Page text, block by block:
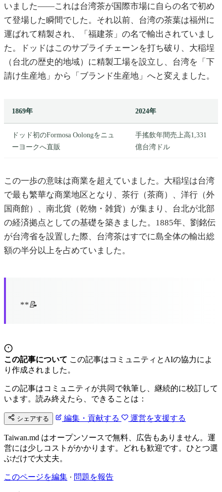
いました——これは台湾茶が国際市場に自らの名で初め
て登場した瞬間でした。それ以前、台湾の茶葉は福州に
運ばれて精製され、「福建茶」の名で輸出されていまし
た。ドッドはこのサプライチェーンを打ち破り、大稲埕
（台北の歴史的地域）に精製工場を設立し、台湾を「下
請け生産地」から「ブランド生産地」へと変えました。
1869年 2024年
ドッド初のFormosa Oolongをニュ
ーヨークへ直販
手搖飲年間売上高1,331
億台湾ドル
この一歩の意味は商業を超えていました。大稲埕は台湾
で最も繁華な商業地区となり、茶行（茶商）、洋行（外
国商館）、南北貨（乾物・雑貨）が集まり、台北が北部
の経済拠点としての基礎を築きました。1885年、劉銘伝
が台湾省を設置した際、台湾茶はすでに島全体の輸出総
額の半分以上を占めていました。
**📝
この記事について この記事はコミュニティとAIの協力によ
り作成されました。
この記事はコミュニティが共同で執筆し、継続的に校訂して
います。読み終えたら、できることは：
シェアする 編集・貢献する 運営を支援する
Taiwan.md はオープンソースで無料、広告もありません。運
営には少しコストがかかります。どれも歓迎です。ひとつ選
ぶだけで大丈夫。
このページを編集 · 問題を報告